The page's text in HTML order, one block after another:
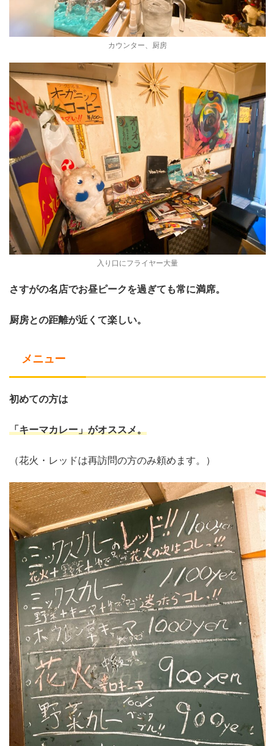
カウンター、厨房
入り口にフライヤー大量
さすがの名店でお昼ピークを過ぎても常に満席。
厨房との距離が近くて楽しい。
メニュー
初めての方は
「キーマカレー」がオススメ。
（花火・レッドは再訪問の方のみ頼めます。）